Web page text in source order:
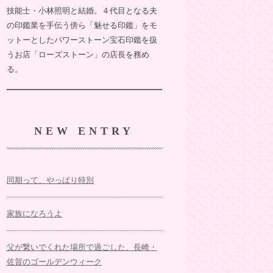
技能士・小林照明と結婚。４代目となる夫
の印鑑業を手伝う傍ら「魅せる印鑑」をモ
ットーとしたパワーストーン宝石印鑑を扱
うお店「ローズストーン」の店長を務め
る。
NEW ENTRY
同期って、やっぱり特別
家族になろうよ
父が繋いでくれた場所で過ごした、長崎・
佐賀のゴールデンウィーク